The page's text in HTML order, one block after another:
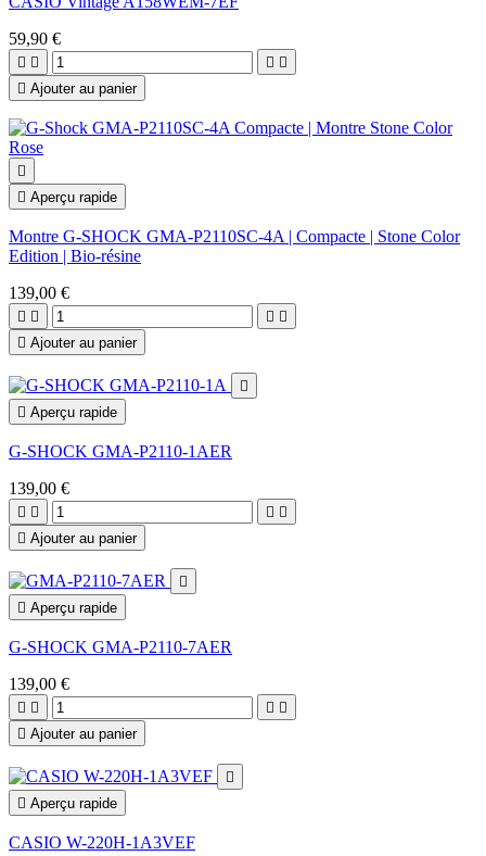
59,90 €
   
 Ajouter au panier

 Aperçu rapide
Montre G-SHOCK GMA-P2110SC-4A | Compacte | Stone Color
Edition | Bio-résine
139,00 €
   
 Ajouter au panier

 Aperçu rapide
G-SHOCK GMA-P2110-1AER
139,00 €
   
 Ajouter au panier

 Aperçu rapide
G-SHOCK GMA-P2110-7AER
139,00 €
   
 Ajouter au panier

 Aperçu rapide
CASIO W-220H-1A3VEF